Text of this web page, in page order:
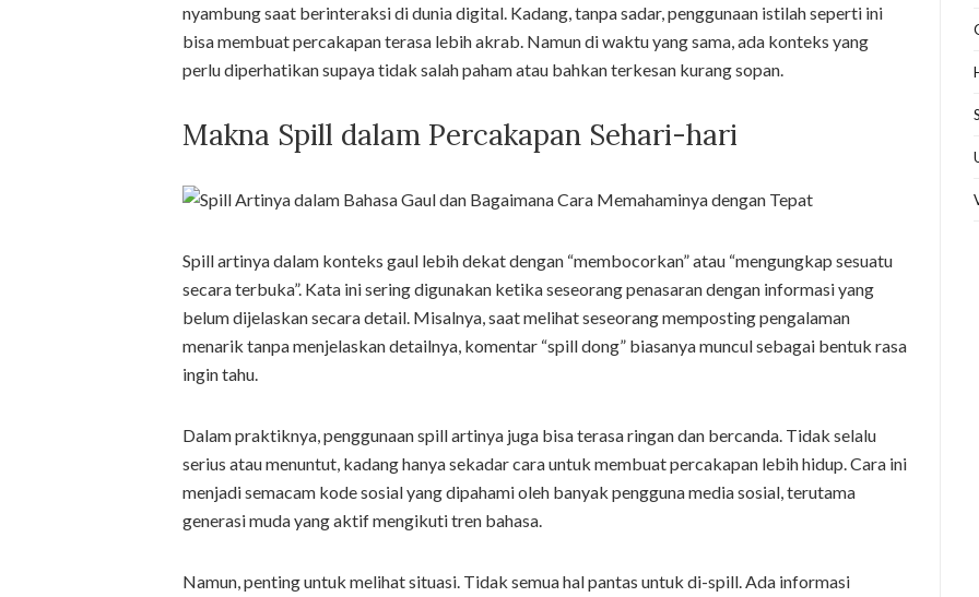
nyambung saat berinteraksi di dunia digital. Kadang, tanpa sadar, penggunaan istilah seperti ini
bisa membuat percakapan terasa lebih akrab. Namun di waktu yang sama, ada konteks yang
perlu diperhatikan supaya tidak salah paham atau bahkan terkesan kurang sopan.
Makna Spill dalam Percakapan Sehari-hari
Spill artinya dalam konteks gaul lebih dekat dengan “membocorkan” atau “mengungkap sesuatu
secara terbuka”. Kata ini sering digunakan ketika seseorang penasaran dengan informasi yang
belum dijelaskan secara detail. Misalnya, saat melihat seseorang memposting pengalaman
menarik tanpa menjelaskan detailnya, komentar “spill dong” biasanya muncul sebagai bentuk rasa
ingin tahu.
Dalam praktiknya, penggunaan spill artinya juga bisa terasa ringan dan bercanda. Tidak selalu
serius atau menuntut, kadang hanya sekadar cara untuk membuat percakapan lebih hidup. Cara ini
menjadi semacam kode sosial yang dipahami oleh banyak pengguna media sosial, terutama
generasi muda yang aktif mengikuti tren bahasa.
Namun, penting untuk melihat situasi. Tidak semua hal pantas untuk di-spill. Ada informasi